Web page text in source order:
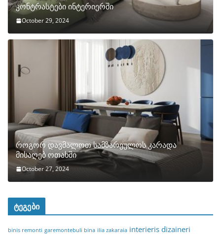
კონტრასტები ინტერიერში
October 29, 2024
როგორ დავმალოთ სამზარეულოს კარადა
მისაღებ ოთახში
October 27, 2024
ტეგები
binis remonti garemontebuli bina ilia zakaraia interieris dizaineri